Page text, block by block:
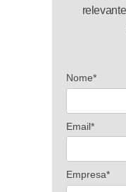
Nome*
Email*
Empresa*